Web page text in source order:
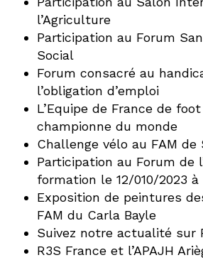
l’Agriculture
Participation au Forum
Social
Forum consacré au
l’obligation d’emploi
L’Equipe de France de
championne du monde
Challenge vélo au FAM
Participation au Forum de
formation le 12/010/2023
Exposition de peintures
FAM du Carla Bayle
Suivez notre actualité sur
R3S France et l’APAJH